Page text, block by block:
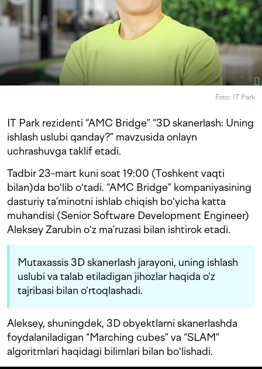
Foto: IT Park
IT Park rezidenti “AMC Bridge” “3D skanerlash: Uning
ishlash uslubi qanday?” mavzusida onlayn
uchrashuvga taklif etadi.
Tadbir 23-mart kuni soat 19:00 (Toshkent vaqti
bilan)da boʻlib oʻtadi. “AMC Bridge” kompaniyasining
dasturiy ta’minotni ishlab chiqish boʻyicha katta
muhandisi (Senior Software Development Engineer)
Aleksey Zarubin oʻz ma’ruzasi bilan ishtirok etadi.
Mutaxassis 3D skanerlash jarayoni, uning ishlash
uslubi va talab etiladigan jihozlar haqida o‘z
tajribasi bilan o‘rtoqlashadi.
Aleksey, shuningdek, 3D obyektlarni skanerlashda
foydalaniladigan “Marching cubes” va “SLAM”
algoritmlari haqidagi bilimlari bilan boʻlishadi.